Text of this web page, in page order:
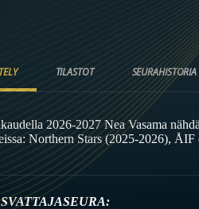
TILASTOT SEURAHISTORIA
2026-2027 Nea Vasama
Northern Stars (2025-2026),